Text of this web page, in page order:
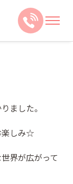
ました。
楽しみ☆
界が広がって